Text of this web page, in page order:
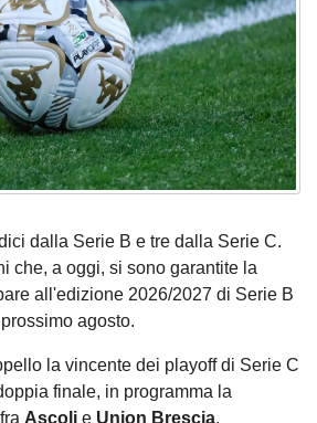
dalla Serie B e tre dalla Serie C.
che, a oggi, si sono garantite la
all'edizione 2026/2027 di Serie B
agosto.
la vincente dei playoff di Serie C
finale, in programma la
Ascoli e Union Brescia.